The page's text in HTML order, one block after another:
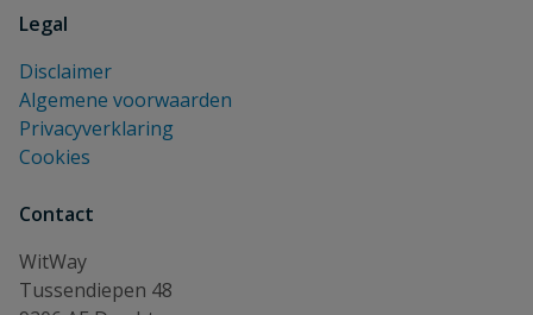
Legal
Disclaimer
Algemene voorwaarden
Privacyverklaring
Cookies
Contact
WitWay
Tussendiepen 48